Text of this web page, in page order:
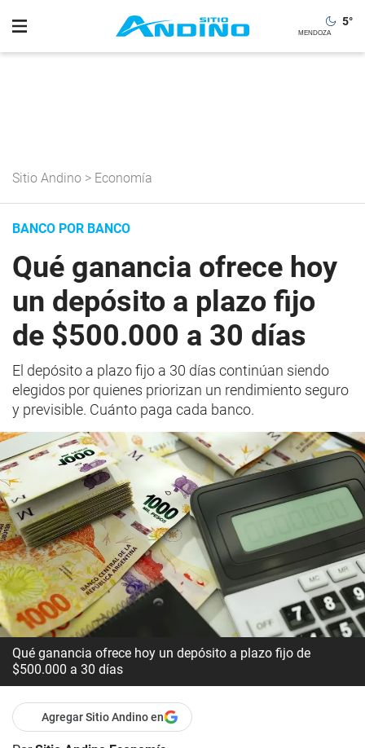
5°
Sitio Andino > Economía
BANCO POR BANCO
Qué ganancia ofrece hoy
un depósito a plazo fijo
de $500.000 a 30 días
El depósito a plazo fijo a 30 días continúan siendo
elegidos por quienes priorizan un rendimiento seguro
y previsible. Cuánto paga cada banco.
Qué ganancia ofrece hoy un depósito a plazo fijo de
$500.000 a 30 días
Agregar Sitio Andino en